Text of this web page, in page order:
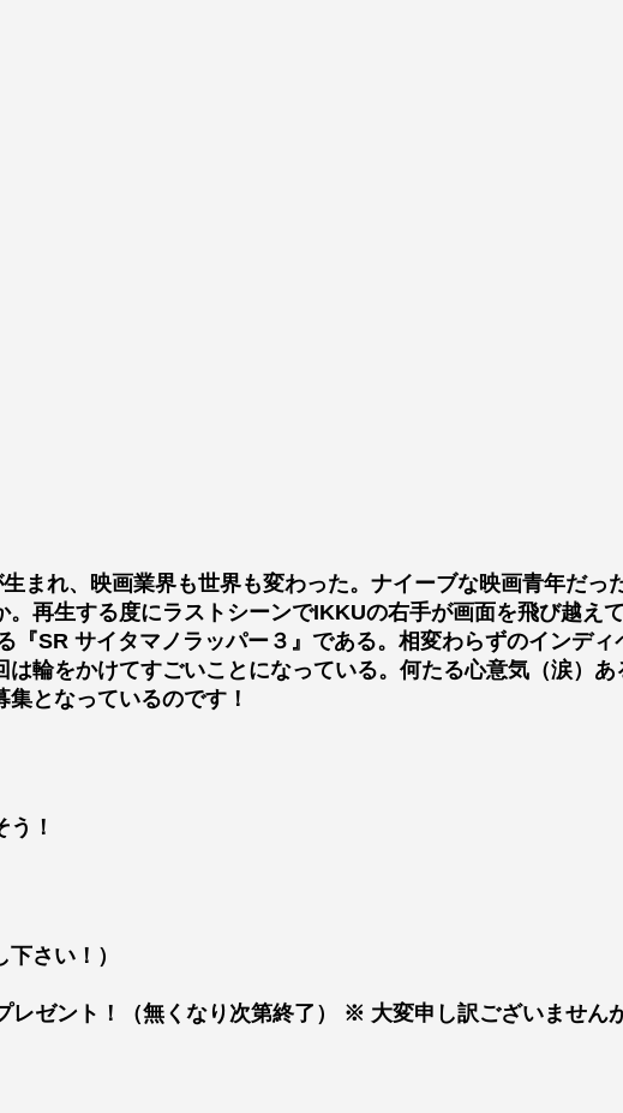
まれ、映画業界も世界も変わった。ナイーブな映画青年だ
再生する度にラストシーンでIKKUの右手が画面を飛び越え
『SR サイタマノラッパー３』である。相変わらずのインデ
輪をかけてすごいことになっている。何たる心意気（涙）
となっているのです！
！
さい！）
ゼント！（無くなり次第終了） ※ 大変申し訳ございません